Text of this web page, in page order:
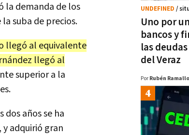
la demanda de los
suba de precios.
llegó al equivalente
llegó al
superior a la
años se ha
adquirió gran
Uno por
bancos y
las
del Veraz
UNDEFINED /
Por Rubén Ramallo